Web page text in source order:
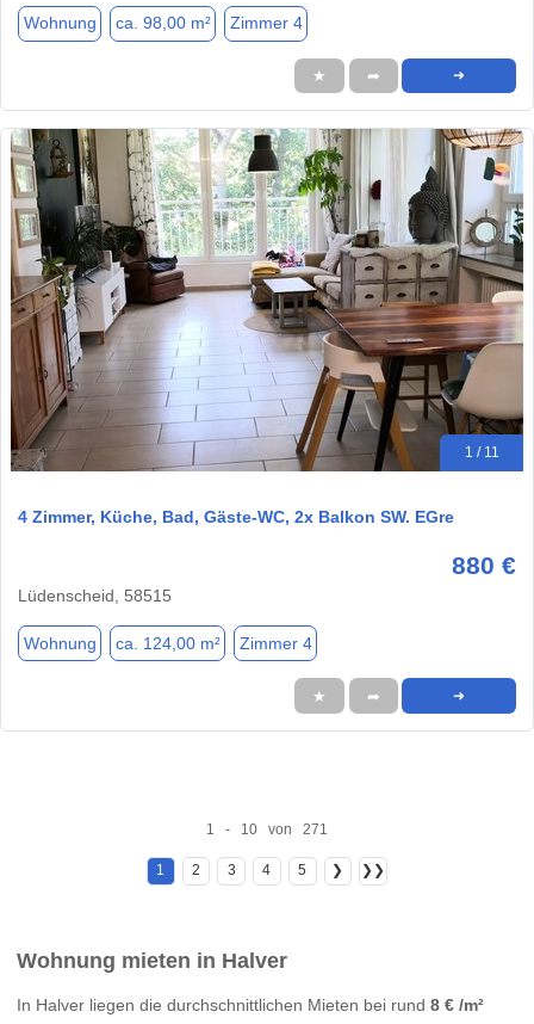
Wohnung ca. 98,00 m² Zimmer 4
★ ➦ ➜
1 / 11
4 Zimmer, Küche, Bad, Gäste-WC, 2x Balkon SW. EGre
880 €
Lüdenscheid, 58515
Wohnung ca. 124,00 m² Zimmer 4
★ ➦ ➜
1 - 10 von 271
1 2 3 4 5 ❯ ❯❯
Wohnung mieten in Halver
In Halver liegen die durchschnittlichen Mieten bei rund 8 € /m²